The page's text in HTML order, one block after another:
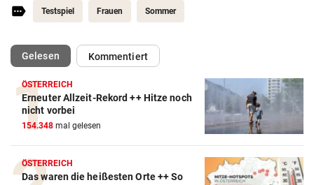
Testspiel Frauen Sommer
Gelesen(ausgewählt)Kommentiert
ÖSTERREICH
Erneuter Allzeit-Rekord ++ Hitze noch
nicht vorbei
154.348 mal gelesen
ÖSTERREICH
Das waren die heißesten Orte ++ So